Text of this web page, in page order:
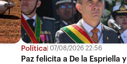
Política 07/08/2026 22:56
Paz felicita a De la Espriella y